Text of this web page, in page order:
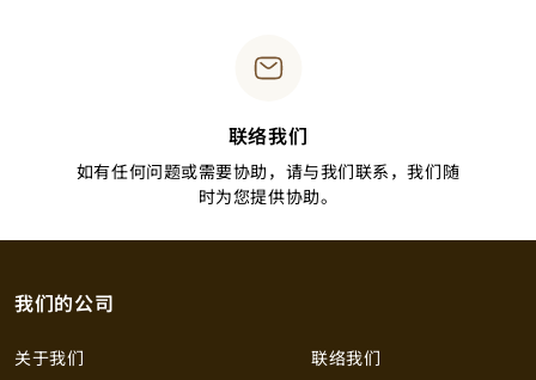
联络我们
如有任何问题或需要协助，请与我们联系，我们随
时为您提供协助。
我们的公司
关于我们
联络我们